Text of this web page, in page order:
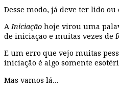
Desse modo, já deve ter lido
AIniciação hoje virou uma
de iniciação e muitas vezes de
E um erro que vejo muitas
iniciação é algo somente
Mas vamos lá…